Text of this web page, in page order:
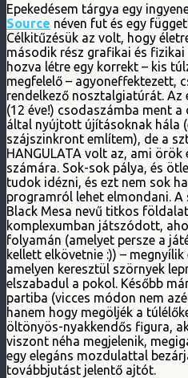
Epekedésem tárgya egy
Source néven fut és egy
Célkitűzésük az volt, hogy
második rész grafikai és
hozva létre egy korrekt – kis
megfelelő – agyoneffektezett,
rendelkező nosztalgiatúrát. Az
(12 éve!) csodaszámba ment
által nyújtott újításoknak hála
szájszinkront említem), de a
HANGULATA volt az, ami
számára. Sok-sok pálya, és
tudok idézni, és ezt nem sok
programról lehet elmondani. A
Black Mesa nevű titkos
komplexumban játszódott,
folyamán (amelyet persze a
kellett elkövetnie :)) –
amelyen keresztül szörnyek
elszabadul a pokol. Később
partiba (vicces módon nem
hanem hogy megöljék a
öltönyös-nyakkendős figura,
viszont néha megjelenik,
egy elegáns mozdulattal
továbbjutást jelentő ajtót.